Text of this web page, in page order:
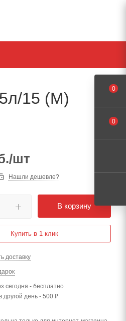
15 (М)
/шт
Нашли дешевле?
В корзину
Купить в 1 клик
доставку
сегодня - бесплатно
другой день - 500 ₽
0
0